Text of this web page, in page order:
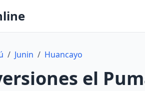
/ Junin / Huancayo
el